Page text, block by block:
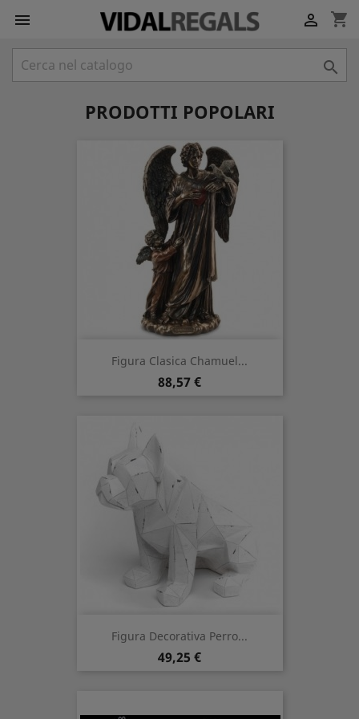
 shopping_cart


PRODOTTI POPOLARI
Figura Clasica Chamuel...
Prezzo
88,57 €
Figura Decorativa Perro...
Prezzo
49,25 €